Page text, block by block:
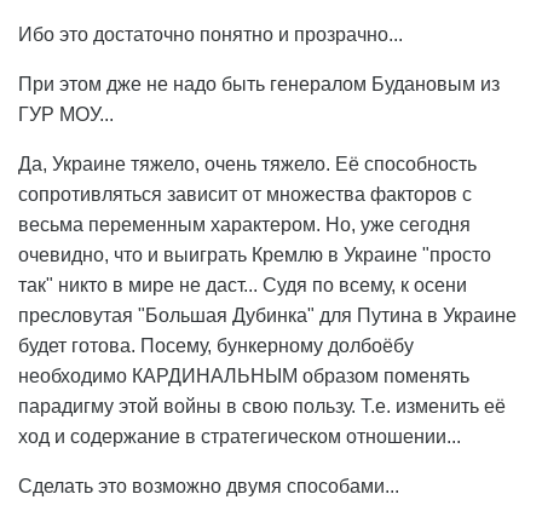
Ибо это достаточно понятно и прозрачно...
При этом дже не надо быть генералом Будановым из
ГУР МОУ...
Да, Украине тяжело, очень тяжело. Её способность
сопротивляться зависит от множества факторов с
весьма переменным характером. Но, уже сегодня
очевидно, что и выиграть Кремлю в Украине "просто
так" никто в мире не даст... Судя по всему, к осени
пресловутая "Большая Дубинка" для Путина в Украине
будет готова. Посему, бункерному долбоёбу
необходимо КАРДИНАЛЬНЫМ образом поменять
парадигму этой войны в свою пользу. Т.е. изменить её
ход и содержание в стратегическом отношении...
Сделать это возможно двумя способами...